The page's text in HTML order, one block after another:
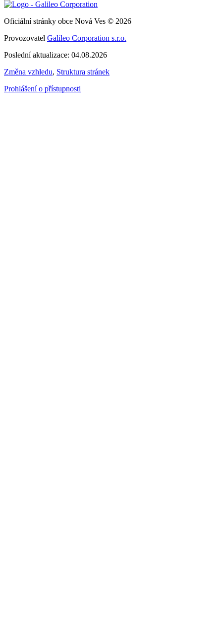
Oficiální stránky obce Nová Ves © 2026
Provozovatel Galileo Corporation s.r.o.
Poslední aktualizace: 04.08.2026
Změna vzhledu, Struktura stránek
Prohlášení o přístupnosti